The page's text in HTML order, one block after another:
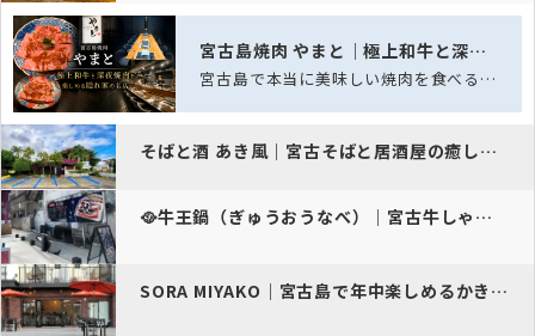
そばと酒 あき風｜宮古そばと居酒屋の癒し空間
🥘牛王鍋（ぎゅうおうなべ）｜宮古牛しゃぶしゃぶと民謡…
SORA MIYAKO｜宮古島で年中楽しめるかき氷とパスタ
宮古島焼肉 やまと｜極上和牛と深夜焼肉を楽しめる隠れ家の名店
宮古島で本当に美味しい焼肉を食べるなら「宮古島焼肉 やまと」。美しいサシが入った…